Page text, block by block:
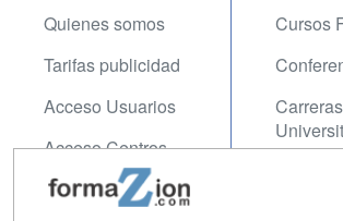
Quienes somos
Tarifas publicidad
Acceso Usuarios
Acceso Centros
Cursos
Carreras